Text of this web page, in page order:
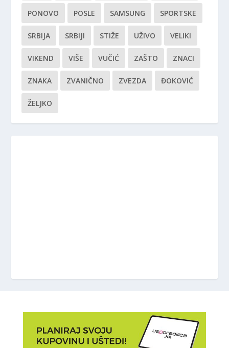
PONOVO POSLE SAMSUNG SPORTSKE
SRBIJA SRBIJI STIŽE UŽIVO VELIKI
VIKEND VIŠE VUČIĆ ZAŠTO ZNACI
ZNAKA ZVANIČNO ZVEZDA ĐOKOVIĆ
ŽELJKO